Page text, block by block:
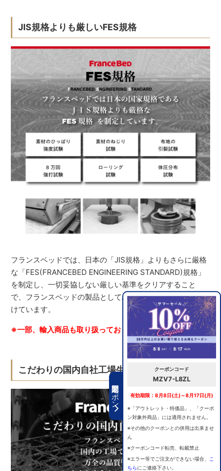
期間限定クーポン
クーポンコード
MZV7-L8ZL
有効期限：8月8日(土)～8月17日(月)
※「アウトレット・特価品」、「クーポ
ン対象外商品」には適用されません。
※その他のクーポンとの併用は出来ませ
ん
※クーポンコード転売、転載禁止
※エラー等でご注文ができない場合、
こ
ちらにご連絡下さい。
JIS規格よりも厳しいFES規格
フランスベッドでは、日本の「JIS規格」よりもさらに厳格
な「FES(FRANCEBED ENGINEERING STANDARD)規格」
を制定し、一切妥協しない厳しい基準をクリアすること
で、フランスベッドの製品としてふさわしい品質を保ち続
けています。
※一部、輸入商品も取り扱っております。
こだわりの国内自社工場生産